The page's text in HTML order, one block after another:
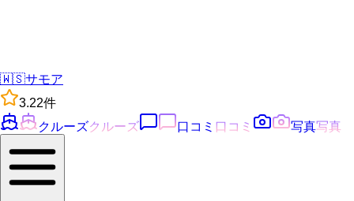
🇼🇸サモア
3.22件
クルーズクルーズ 口コミ 口コミ 写真写真